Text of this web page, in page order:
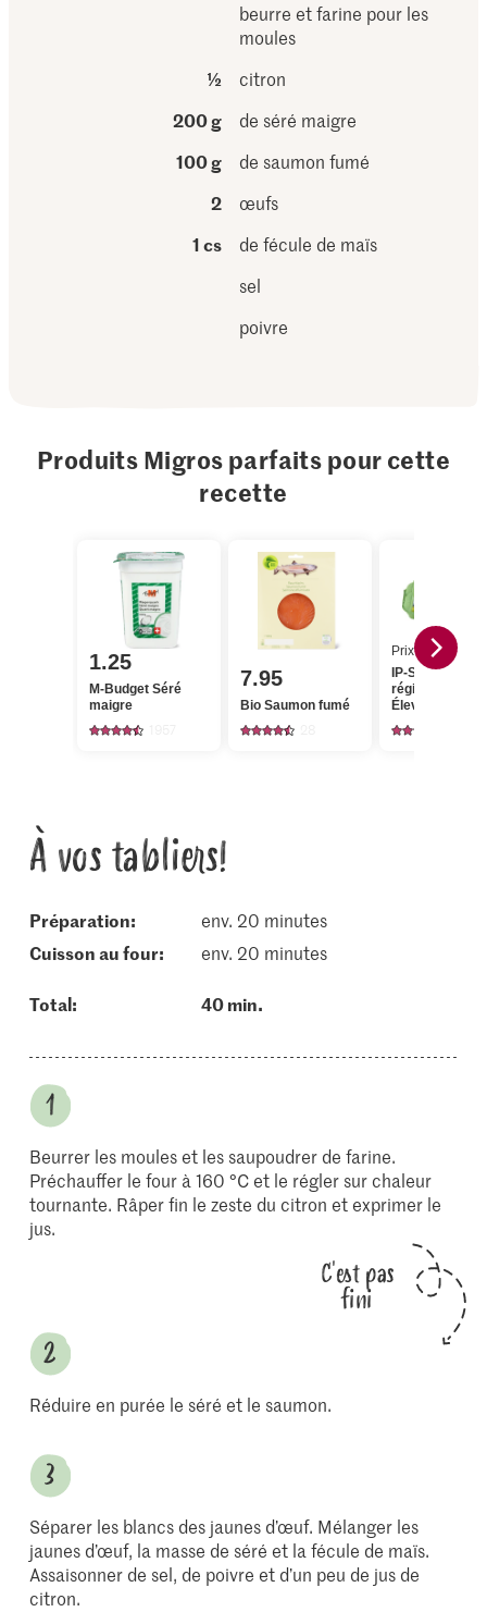
beurre et farine pour les
moules
½
citron
200 g
de séré maigre
100 g
de saumon fumé
2
œufs
1 cs
de fécule de maïs
sel
poivre
Produits Migros parfaits pour cette
recette
1.25
M-Budget Séré
maigre
7.95
Bio Saumon fumé
Prix du jour
IP-SUISSE De
région Œufs
Élevage en
air
À vos tabliers!
Préparation:
env. 20 minutes
cuisson au four:
env. 20 minutes
Total: 40 min.
Beurrer les moules et les saupoudrer de farine.
Préchauffer le four à 160 °C et le régler sur chaleur
tournante. Râper fin le zeste du citron et exprimer le
jus.
C'est pas
fini
Réduire en purée le séré et le saumon.
Séparer les blancs des jaunes d’œuf. Mélanger les
jaunes d’œuf, la masse de séré et la fécule de maïs.
Assaisonner de sel, de poivre et d’un peu de jus de
citron.